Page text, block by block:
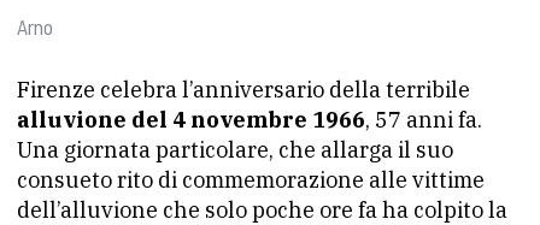
Arno
Firenze celebra l’anniversario della terribile
alluvione del 4 novembre 1966, 57 anni fa.
Una giornata particolare, che allarga il suo
consueto rito di commemorazione alle vittime
dell’alluvione che solo poche ore fa ha colpito la